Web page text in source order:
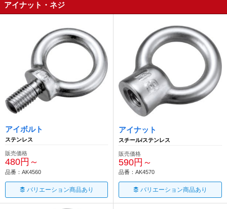
アイナット・ネジ
アイボルト
ステンレス
販売価格
480円～
品番：AK4560
バリエーション商品あり
アイナット
スチール/ステンレス
販売価格
590円～
品番：AK4570
バリエーション商品あり